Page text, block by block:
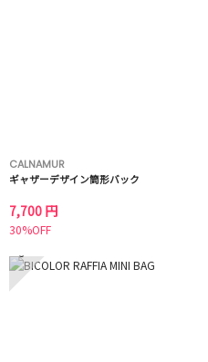
CALNAMUR
ギャザーデザイン筒形バック
7,700 円
30%OFF
3